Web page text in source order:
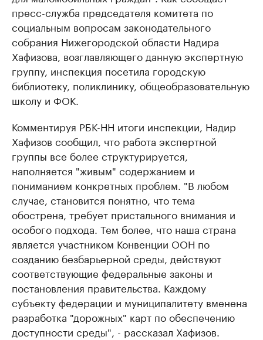
пресс-служба председателя комитета по
социальным вопросам законодательного
собрания Нижегородской области Надира
Хафизова, возглавляющего данную экспертную
группу, инспекция посетила городскую
библиотеку, поликлинику, общеобразовательную
школу и ФОК.
Комментируя РБК-НН итоги инспекции, Надир
Хафизов сообщил, что работа экспертной
группы все более структурируется,
наполняется "живым" содержанием и
пониманием конкретных проблем. "В любом
случае, становится понятно, что тема
обострена, требует пристального внимания и
особого подхода. Тем более, что наша страна
является участником Конвенции ООН по
созданию безбарьерной среды, действуют
соответствующие федеральные законы и
постановления правительства. Каждому
субъекту федерации и муниципалитету вменена
разработка "дорожных" карт по обеспечению
доступности среды", - рассказал Хафизов.